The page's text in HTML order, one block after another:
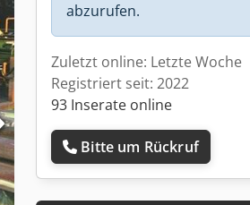
Mehr
abzurufen.
Zuletzt online: Letzte Woche
Registriert seit: 2022
93 Inserate online
Bitte um Rückruf